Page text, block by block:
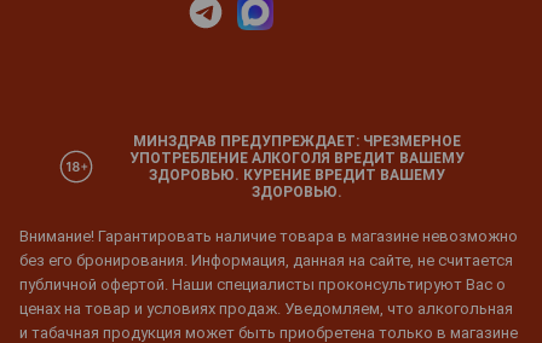
МИНЗДРАВ ПРЕДУПРЕЖДАЕТ: ЧРЕЗМЕРНОЕ
УПОТРЕБЛЕНИЕ АЛКОГОЛЯ ВРЕДИТ ВАШЕМУ
ЗДОРОВЬЮ. КУРЕНИЕ ВРЕДИТ ВАШЕМУ
ЗДОРОВЬЮ.
Внимание! Гарантировать наличие товара в магазине невозможно
без его бронирования. Информация, данная на сайте, не считается
публичной офертой. Наши специалисты проконсультируют Вас о
ценах на товар и условиях продаж. Уведомляем, что алкогольная
и табачная продукция может быть приобретена только в магазине